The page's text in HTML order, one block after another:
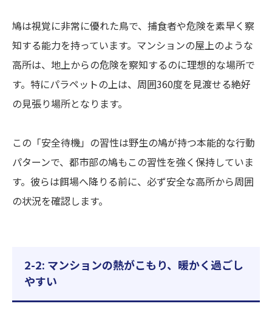
鳩は視覚に非常に優れた鳥で、捕食者や危険を素早く察
知する能力を持っています。マンションの屋上のような
高所は、地上からの危険を察知するのに理想的な場所で
す。特にパラペットの上は、周囲360度を見渡せる絶好
の見張り場所となります。
この「安全待機」の習性は野生の鳩が持つ本能的な行動
パターンで、都市部の鳩もこの習性を強く保持していま
す。彼らは餌場へ降りる前に、必ず安全な高所から周囲
の状況を確認します。
2-2: マンションの熱がこもり、暖かく過ごし
やすい